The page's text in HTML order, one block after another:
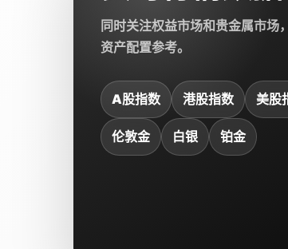
同时关注权益市场和贵金属市场
资产配置参考。
A股指数 港股指数 美股
伦敦金 白银 铂金